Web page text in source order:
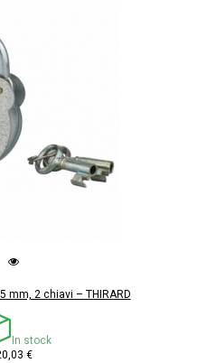
mm, 2 chiavi – THIRARD
In stock
€